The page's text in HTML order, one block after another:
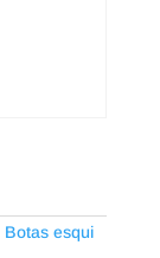
Botas esqui